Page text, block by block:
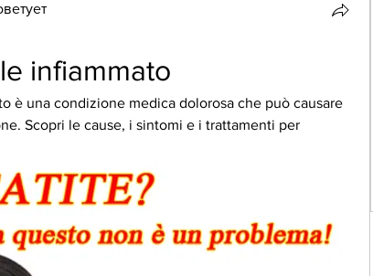
infiammato
è una condizione medica dolorosa che può causare
Scopri le cause, i sintomi e i trattamenti per